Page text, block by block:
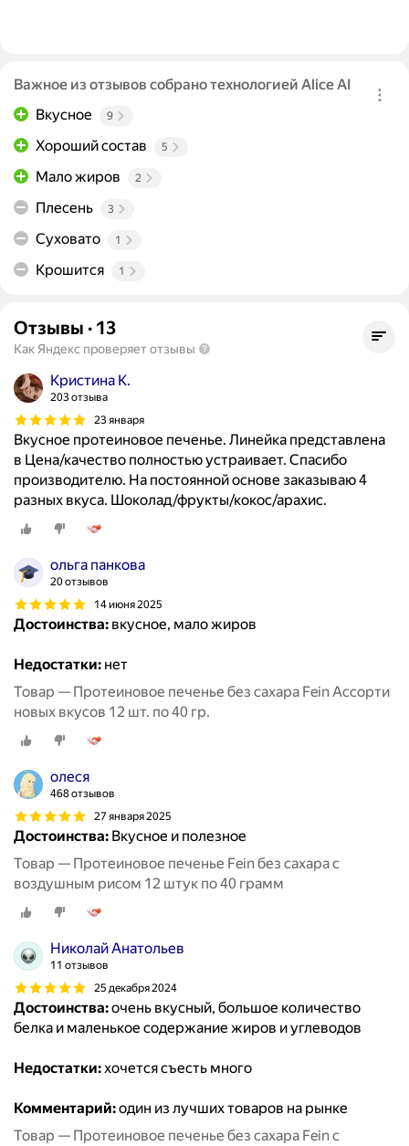
Важное из отзывов собрано технологией Alice AI
Вкусное
9
Хороший состав 5
Мало жиров 2
Плесень 3
Суховато 1
Крошится 1
Отзывы · 13
Как Яндекс проверяет отзывы
Кристина К.
203 отзыва
23 января
Вкусное протеиновое печенье. Линейка представлена
в Цена/качество полностью устраивает. Спасибо
производителю. На постоянной основе заказываю 4
разных вкуса. Шоколад/фрукты/кокос/арахис.
ольга панкова
20 отзывов
14 июня 2025
Достоинства: вкусное, мало жиров
Недостатки: нет
Товар — Протеиновое печенье без сахара Fein Ассорти
новых вкусов 12 шт. по 40 гр.
олеся
468 отзывов
27 января 2025
Достоинства: Вкусное и полезное
Товар — Протеиновое печенье Fein без сахара с
воздушным рисом 12 штук по 40 грамм
Николай Анатольев
11 отзывов
25 декабря 2024
Достоинства:очень вкусный, большое количество
белка и маленькое содержание жиров и углеводов
Недостатки:хочется съесть много
Комментарий:один из лучших товаров на рынке
Товар — Протеиновое печенье без сахара Fein с